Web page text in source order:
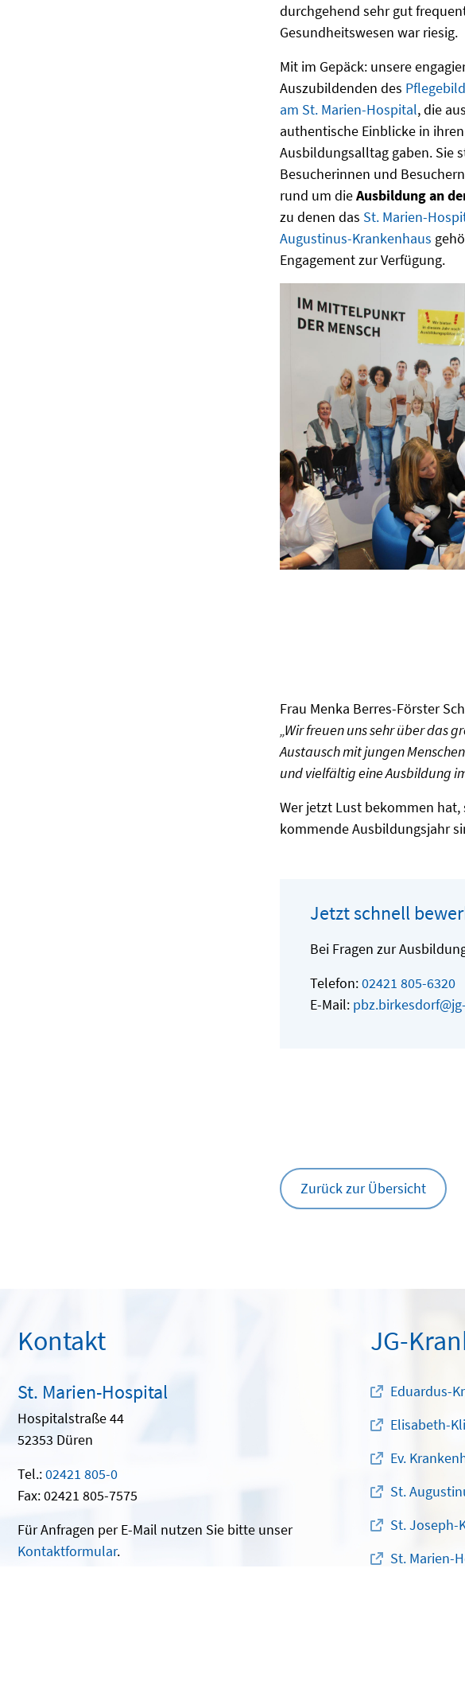
durchgehend sehr gut
Gesundheitswesen war riesig.
Mit im Gepäck: unsere
Auszubildenden des
am St. Marien-Hospital, die
authentische Einblicke in ihren
Ausbildungsalltag gaben. Sie
Besucherinnen und
rund um dieAusbildung an
zu denen das St. Marien-
Augustinus-Krankenhaus
Engagement zur Verfügung.
Frau Menka Berres-Förster
„Wir freuen uns sehr über das
Austausch mit jungen
und vielfältig eine Ausbildung
Wer jetzt Lust bekommen
kommende Ausbildungsjahr
Jetzt schnell
Bei Fragen zur
Telefon:02421 805-6320
E-Mail:
Zurück zur Übersicht
Kontakt
St. Marien-Hospital
Hospitalstraße 44
52353 Düren
Tel.:02421 805-0
Fax: 02421 805-7575
Für Anfragen per E-Mail nutzen Sie bitte unser
Kontaktformular.
JG-
Eduardus-
Elisabeth-
Ev.
St.
St. Joseph-
St. Marien-